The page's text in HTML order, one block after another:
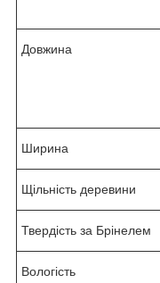
Довжина
Ширина
Щільність деревини
Твердість за Брінелем
Вологість